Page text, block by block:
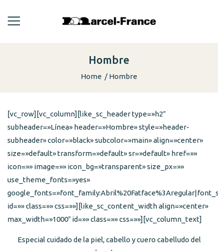
Hombre
Home Hombre
[vc_row][vc_column][like_sc_header type=»h2″
subheader=»Línea» header=»Hombre» style=»header-
subheader» color=»black» subcolor=»main» align=»center»
size=»default» transform=»default» sr=»default» href=»»
icon=»» image=»» icon_bg=»transparent» size_px=»»
use_theme_fonts=»yes»
id=»» class=»» css=»»][like_sc_content_width align=»center»
max_width=»1000″ id=»» class=»» css=»»][vc_column_text]
Especial cuidado de la piel, cabello y cuero cabelludo del